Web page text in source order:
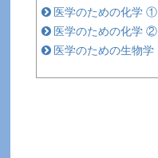
医学のための化学 ①
医学のための化学 ②
医学のための生物学